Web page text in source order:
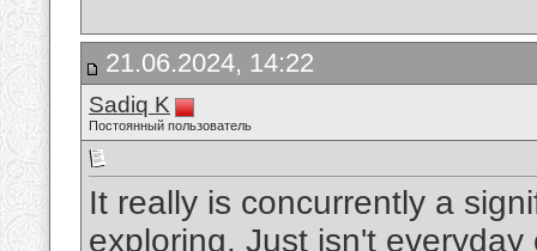
21.06.2024, 14:22
Sadiq K
Постоянный пользователь
It really is concurrently a
exploring. Just isn't